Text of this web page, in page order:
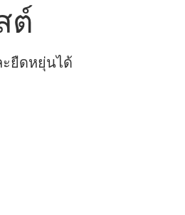
ต์
ยืดหยุ่นได้